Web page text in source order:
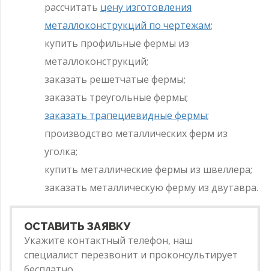
рассчитать цену изготовления
металлоконструкций по чертежам;
купить профильные фермы из
металлоконструкций;
заказать решетчатые фермы;
заказать треугольные фермы;
заказать трапециевидные фермы;
производство металлических ферм из
уголка;
купить металлические фермы из швеллера;
заказать металлическую ферму из двутавра.
ОСТАВИТЬ ЗАЯВКУ
Укажите контактный телефон, наш
специалист перезвонит и проконсультирует